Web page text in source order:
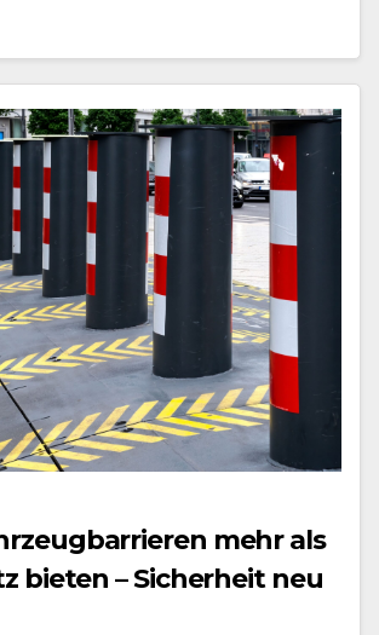
mehr als
bieten – Sicherheit neu